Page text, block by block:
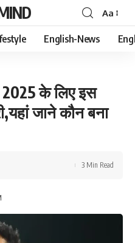
Font
Resizer
Aa
English-News
के लिए इस
जाने कौन बना
3 Min Read